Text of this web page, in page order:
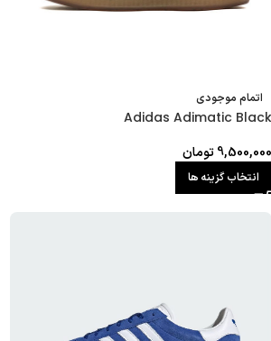
اتمام موجودی
Adidas Adimatic Black
9,500,000تومان
انتخاب گزینه ها